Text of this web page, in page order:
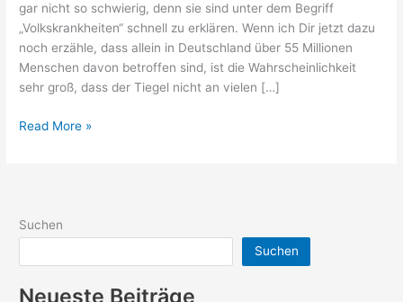
gar nicht so schwierig, denn sie sind unter dem Begriff
„Volkskrankheiten“ schnell zu erklären. Wenn ich Dir jetzt dazu
noch erzähle, dass allein in Deutschland über 55 Millionen
Menschen davon betroffen sind, ist die Wahrscheinlichkeit
sehr groß, dass der Tiegel nicht an vielen […]
Symptome
Read More »
Suchen
Suchen
Neueste Beiträge